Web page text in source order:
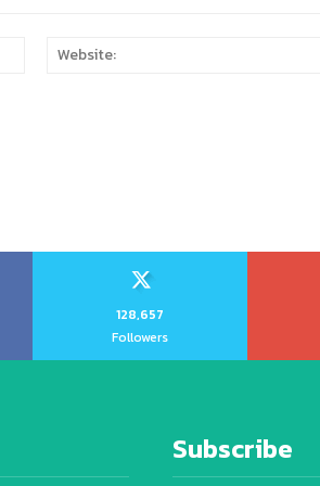
Email:
128,657
Followers
Subscribe